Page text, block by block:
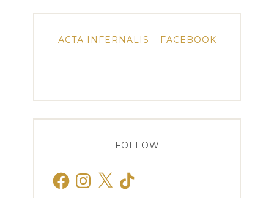
ACTA INFERNALIS – FACEBOOK
FOLLOW
FacebookInstagram
X TikTok